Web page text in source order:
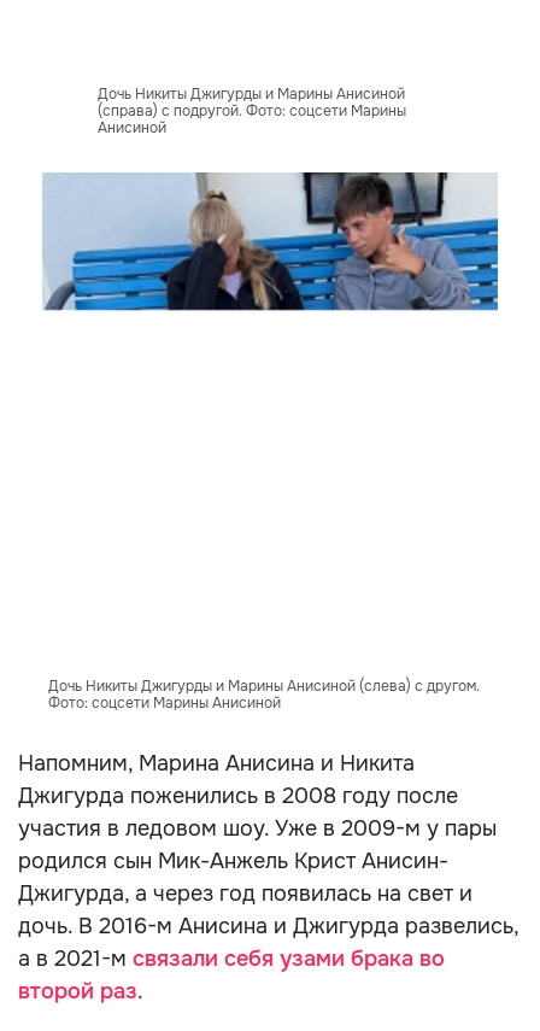
Дочь Никиты Джигурды и Марины Анисиной
(справа) с подругой. Фото: соцсети Марины
Анисиной
Дочь Никиты Джигурды и Марины Анисиной (слева) с другом.
Фото: соцсети Марины Анисиной
Напомним, Марина Анисина и Никита
Джигурда поженились в 2008 году после
участия в ледовом шоу. Уже в 2009-м у пары
родился сын Мик-Анжель Крист Анисин-
Джигурда, а через год появилась на свет и
дочь. В 2016-м Анисина и Джигурда развелись,
а в 2021-м связали себя узами брака во
второй раз.